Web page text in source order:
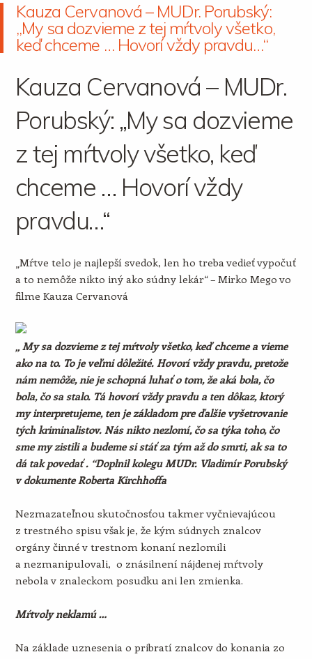
Kauza Cervanová – MUDr. Porubský:
„My sa dozvieme z tej mŕtvoly všetko,
keď chceme … Hovorí vždy pravdu…“
Kauza Cervanová – MUDr.
Porubský: „My sa dozvieme
z tej mŕtvoly všetko, keď
chceme … Hovorí vždy
pravdu…“
„Mŕtve telo je najlepší svedok, len ho treba vedieť vypočuť
a to nemôže nikto iný ako súdny lekár“ – Mirko Mego vo
filme Kauza Cervanová
„ My sa dozvieme z tej mŕtvoly všetko, keď chceme a vieme
ako na to. To je veľmi dôležité. Hovorí vždy pravdu, pretože
nám nemôže, nie je schopná luhať o tom, že aká bola, čo
bola, čo sa stalo. Tá hovorí vždy pravdu a ten dôkaz, ktorý
my interpretujeme, ten je základom pre ďalšie vyšetrovanie
tých kriminalistov. Nás nikto nezlomí, čo sa týka toho, čo
sme my zistili a budeme si stáť za tým až do smrti, ak sa to
dá tak povedať . “Doplnil kolegu MUDr. Vladimír Porubský
v dokumente Roberta Kirchhoffa
Nezmazateľnou skutočnosťou takmer vyčnievajúcou
z trestného spisu však je, že kým súdnych znalcov
orgány činné v trestnom konaní nezlomili
a nezmanipulovali, o znásilnení nájdenej mŕtvoly
nebola v znaleckom posudku ani len zmienka.
Mŕtvoly neklamú …
Na základe uznesenia o pribratí znalcov do konania zo